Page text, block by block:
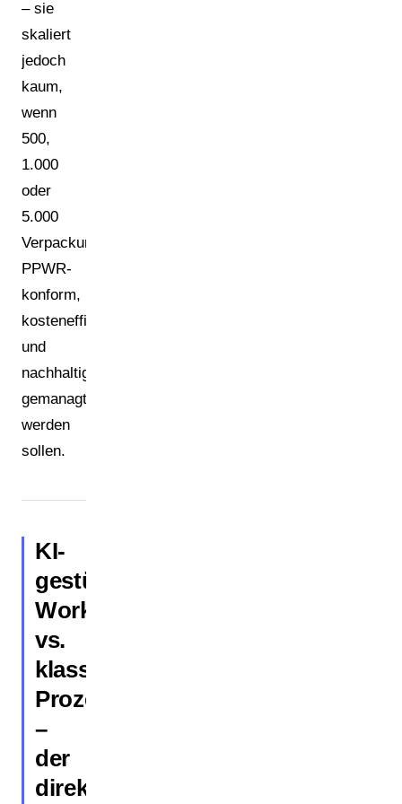
– sie
skaliert
jedoch
kaum,
wenn
500,
1.000
oder
5.000
Verpackungsartikel
PPWR-
konform,
kosteneffizient
und
nachhaltig
gemanagt
werden
sollen.
KI-
gestützte
Workflows
vs.
klassische
Prozesse
–
der
direkte